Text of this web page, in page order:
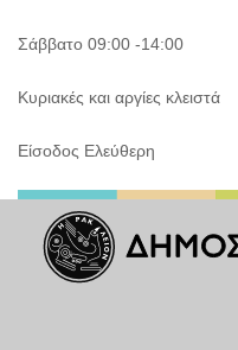
Σάββατο 09:00 -14:00
Κυριακές και αργίες κλειστά
Είσοδος Ελεύθερη